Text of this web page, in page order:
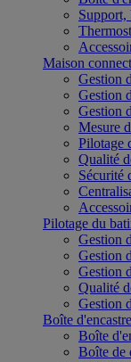
Maison
Gestion
Gestion
Gestion
Mesure
Pilotage
Qualité
Sécurité
Pilotage du
Gestion
Gestion
Gestion
Qualité
Gestion
Boîte
Boîte
Boîte de